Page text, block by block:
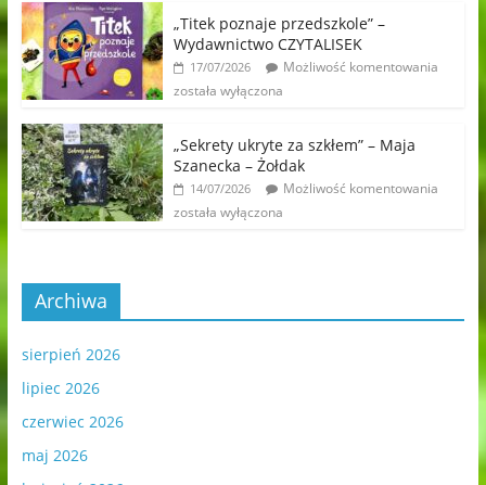
„Titek poznaje przedszkole” –
Wydawnictwo CZYTALISEK
17/07/2026
Możliwość komentowania
została wyłączona
„Sekrety ukryte za szkłem” – Maja
Szanecka – Żołdak
14/07/2026
Możliwość komentowania
została wyłączona
Archiwa
sierpień 2026
lipiec 2026
czerwiec 2026
maj 2026